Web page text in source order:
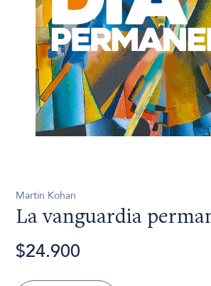
Martin Kohan
La vanguardia
$24.900